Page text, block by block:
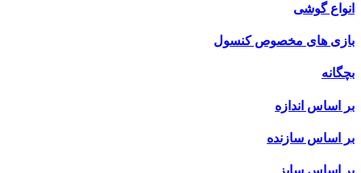
انواع گوشی
بازی های مخصوص کنسول
بچگانه
بر اساس اندازه
بر اساس سازنده